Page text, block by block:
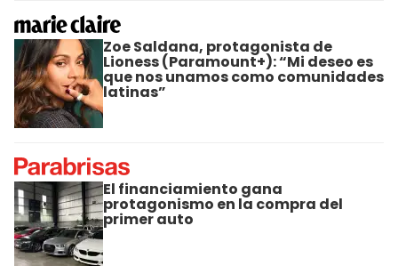
Zoe Saldana, protagonista de
Lioness (Paramount+): “Mi deseo es
que nos unamos como comunidades
latinas”
El financiamiento gana
protagonismo en la compra del
primer auto